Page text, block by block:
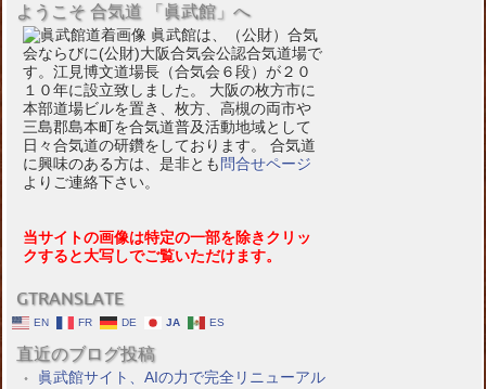
ようこそ 合気道 「眞武館」へ
眞武館は、（公財）合気
会ならびに(公財)大阪合気会公認合気道場で
す。江見博文道場長（合気会６段）が２０
１０年に設立致しました。 大阪の枚方市に
本部道場ビルを置き、枚方、高槻の両市や
三島郡島本町を合気道普及活動地域として
日々合気道の研鑽をしております。 合気道
に興味のある方は、是非とも 問合せページ
よりご連絡下さい。
当サイトの画像は特定の一部を除きクリッ
クすると大写しでご覧いただけます。
GTRANSLATE
EN FR DE JA ES
直近のブログ投稿
眞武館サイト、AIの力で完全リニューアル